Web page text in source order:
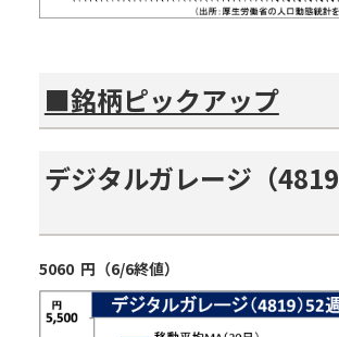
■銘柄ピックアップ
デジタルガレージ（4819
5060 円（6/6終値）